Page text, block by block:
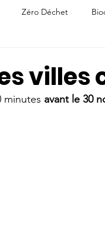
Zéro Déchet
villes
minutes avant le 30